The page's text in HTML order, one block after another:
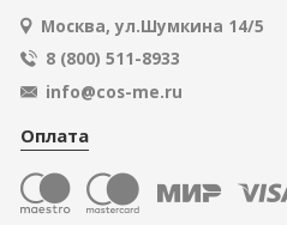
Москва, ул.Шумкина 14/5
8 (800) 511-8933
info@cos-me.ru
Оплата